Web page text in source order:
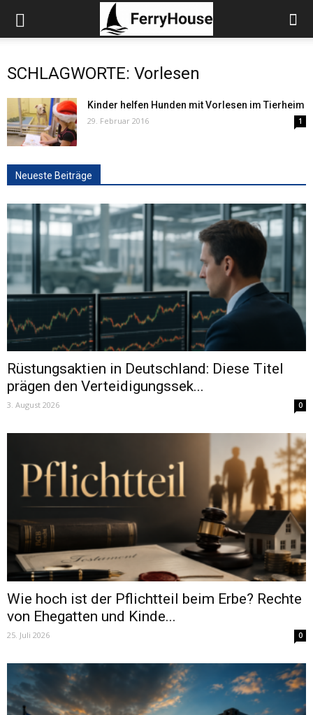
SCHLAGWORTE: Vorlesen
Kinder helfen Hunden mit Vorlesen im Tierheim
29. Februar 2016 1
Neueste Beiträge
Rüstungsaktien in Deutschland: Diese Titel
prägen den Verteidigungssek...
3. August 2026 0
Wie hoch ist der Pflichtteil beim Erbe? Rechte
von Ehegatten und Kinde...
25. Juli 2026 0